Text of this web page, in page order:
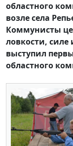
областного
возле села
Коммунисты
ловкости,
выступил
областного